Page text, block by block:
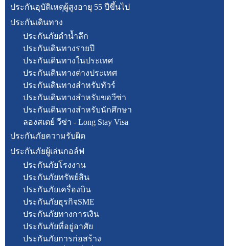
ประกันอุบัติเหตุผู้สูงอายุ 55 ปีขึ้นไป
ประกันเดินทาง
ประกันภัยดำน้ำลึก
ประกันเดินทางรายปี
ประกันเดินทางในประเทศ
ประกันเดินทางต่างประเทศ
ประกันเดินทางสำหรับทัวร์
ประกันเดินทางสำหรับขอวีซ่า
ประกันเดินทางสำหรับนักศึกษา
ลองสเตย์ วีซ่า - Long Stay Visa
ประกันภัยความรับผิด
ประกันภัยผู้เล่นกอล์ฟ
ประกันภัยโรงงาน
ประกันภัยทรัพย์สิน
ประกันภัยเครื่องบิน
ประกันภัยธุรกิจSME
ประกันภัยทางการเงิน
ประกันภัยที่อยู่อาศัย
ประกันภัยการก่อสร้าง